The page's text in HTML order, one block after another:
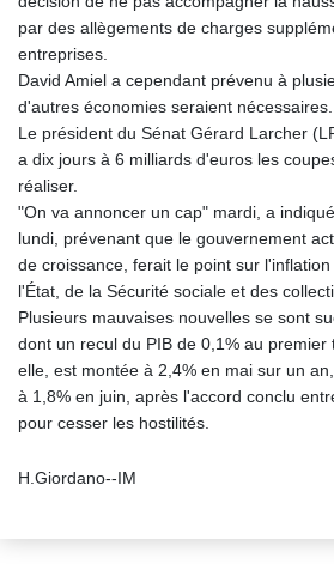
par des allègements de charges
entreprises.
David Amiel a cependant prévenu à
d'autres économies seraient nécessaires.
Le président du Sénat Gérard Larcher
a dix jours à 6 milliards d'euros les
réaliser.
"On va annoncer un cap" mardi, a
lundi, prévenant que le gouvernement
de croissance, ferait le point sur
l'État, de la Sécurité sociale et des
Plusieurs mauvaises nouvelles se sont
dont un recul du PIB de 0,1% au premier
elle, est montée à 2,4% en mai sur un
à 1,8% en juin, après l'accord conclu
pour cesser les hostilités.
H.Giordano--IM